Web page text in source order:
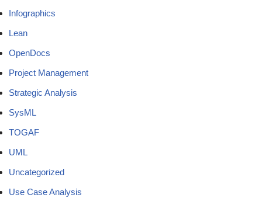
Infographics
Lean
OpenDocs
Project Management
Strategic Analysis
SysML
TOGAF
UML
Uncategorized
Use Case Analysis